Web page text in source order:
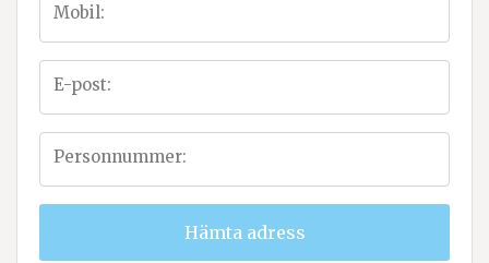
Mobil:
E-post:
Personnummer:
Hämta adress